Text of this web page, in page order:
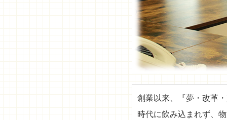
創業以来、『夢・改革
時代に飲み込まれず、